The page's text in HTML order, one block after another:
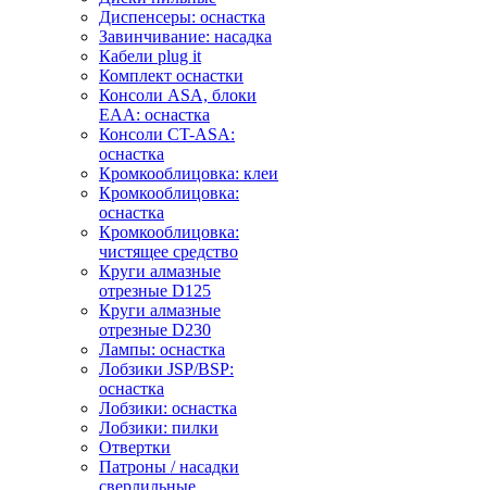
Диспенсеры: оснастка
Завинчивание: насадка
Кабели plug it
Комплект оснастки
Консоли ASA, блоки
EAA: оснастка
Консоли CT-ASA:
оснастка
Кромкооблицовка: клеи
Кромкооблицовка:
оснастка
Кромкооблицовка:
чистящее средство
Круги алмазные
отрезные D125
Круги алмазные
отрезные D230
Лампы: оснастка
Лобзики JSP/BSP:
оснастка
Лобзики: оснастка
Лобзики: пилки
Отвертки
Патроны / насадки
сверлильные